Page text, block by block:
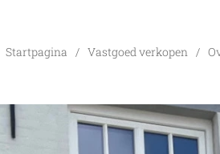
Startpagina Vastgoed verkopen